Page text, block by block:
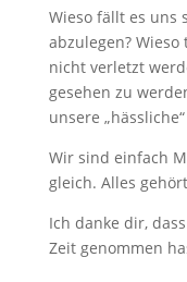
Wieso fällt es uns
abzulegen?
nicht verletzt
gesehen zu
unsere
Wir sind einfach
gleich. Alles
Ich danke dir,
Zeit genommen